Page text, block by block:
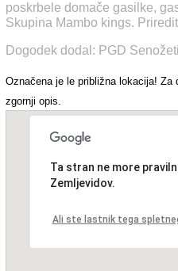
poskrbele domače gasilke,
Skupina Mambo kings.
Dogodek dodal: PGD Senožeti
Označena je le približna lokacija! Za
zgornji opis.
Ta stran ne more
Zemljevidov.
Ali ste lastnik tega